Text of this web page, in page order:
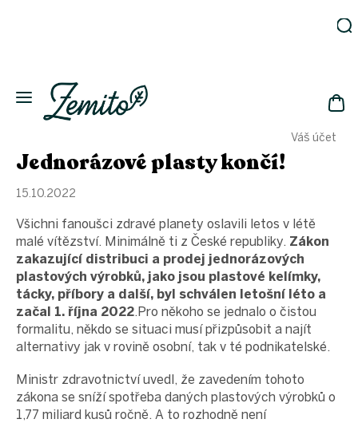
Váš účet
Eko
domácnost
Kosmetika
láhve
Zachraň
a ušetři
Novinky
Vánoce
Přihlášení
Jednorázové plasty končí!
15.10.2022
Všichni fanoušci zdravé planety oslavili letos v létě
malé vítězství. Minimálně ti z České republiky. Zákon
zakazující distribuci a prodej jednorázových
plastových výrobků, jako jsou plastové kelímky,
tácky, příbory a další, byl schválen letošní léto a
začal 1. října 2022.Pro někoho se jednalo o čistou
formalitu, někdo se situaci musí přizpůsobit a najít
alternativy jak v rovině osobní, tak v té podnikatelské.
Ministr zdravotnictví uvedl, že zavedením tohoto
zákona se sníží spotřeba daných plastových výrobků o
1,77 miliard kusů ročně. A to rozhodně není